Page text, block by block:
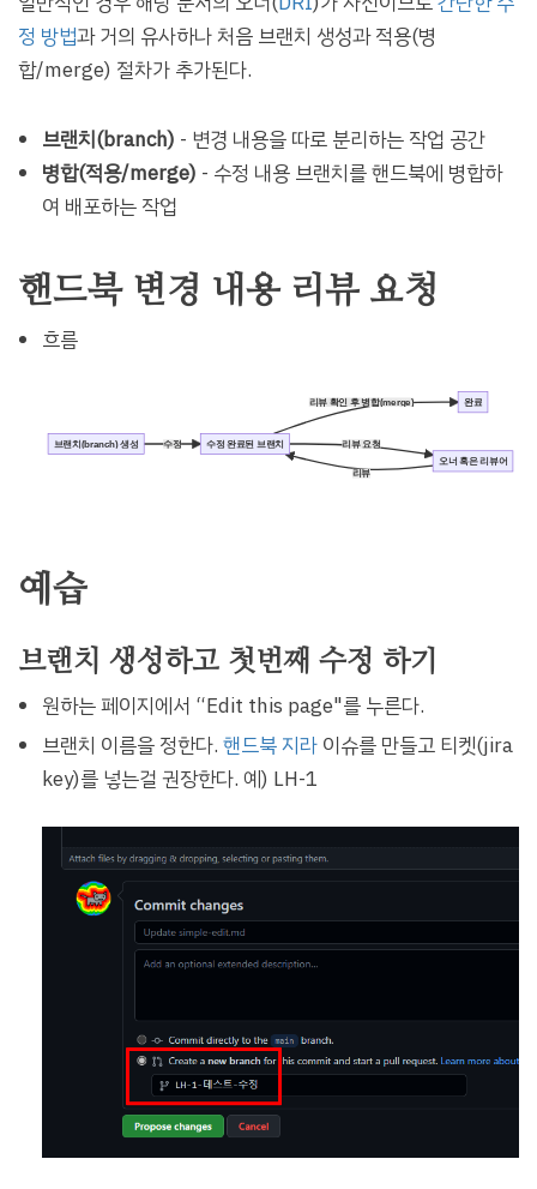
정 방법과 거의 유사하나 처음 브랜치 생성과 적용(병
합/merge) 절차가 추가된다.
브랜치(branch) - 변경 내용을 따로 분리하는 작업 공간
병합(적용/merge) - 수정 내용 브랜치를 핸드북에 병합하
여 배포하는 작업
핸드북 변경 내용 리뷰 요청
흐름
수정
리뷰 확인 후 병합(merge)
리뷰 요청
리뷰
브랜치(branch) 생성 수정 완료된 브랜치
완료
오너 혹은 리뷰어
예습
브랜치 생성하고 첫번째 수정 하기
원하는 페이지에서 “Edit this page"를 누른다.
브랜치 이름을 정한다. 핸드북 지라 이슈를 만들고 티켓(jira
key)를 넣는걸 권장한다. 예) LH-1